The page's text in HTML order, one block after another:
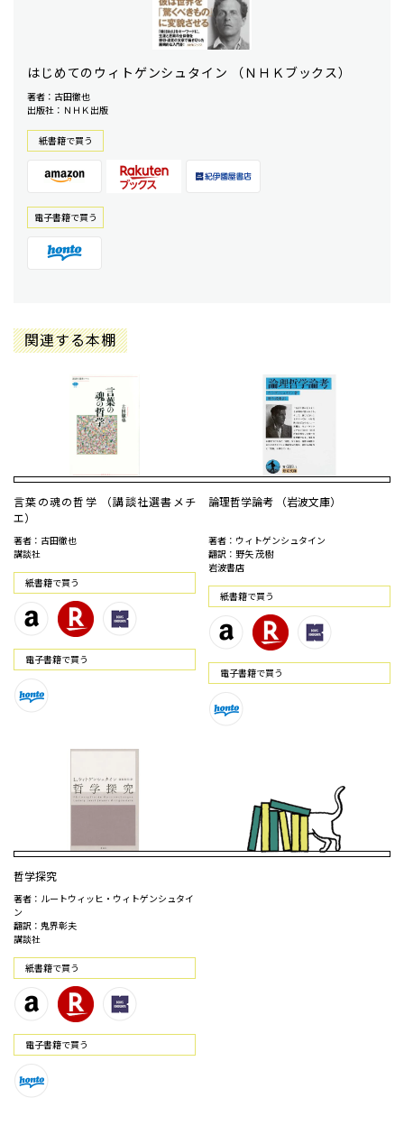
はじめてのウィトゲンシュタイン （ＮＨＫブックス）
著者：古田徹也
出版社：ＮＨＫ出版
紙書籍で買う
電⼦書籍で買う
関連する本棚
言葉の魂の哲学 （講談社選書メチ
エ）
著者：古田徹也
講談社
紙書籍で買う
電⼦書籍で買う
論理哲学論考 （岩波文庫）
著者：ウィトゲンシュタイン
翻訳：野矢 茂樹
岩波書店
紙書籍で買う
電⼦書籍で買う
哲学探究
著者：ルートウィッヒ・ウィトゲンシュタイ
ン
翻訳：鬼界彰夫
講談社
紙書籍で買う
電⼦書籍で買う